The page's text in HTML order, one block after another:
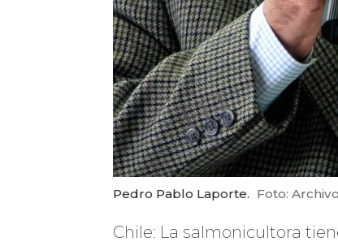
Pedro Pablo Laporte. Foto:
Chile: La salmonicultora